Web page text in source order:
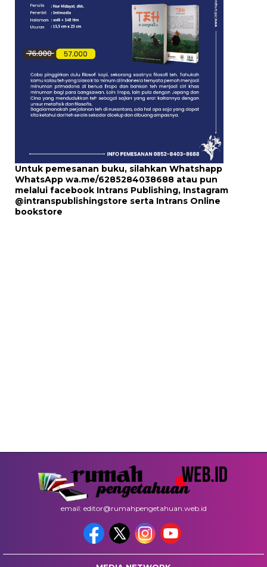
Untuk pemesanan buku, silahkan Whatshapp
WhatsApp wa.me/6285284038688 atau pun
melalui facebook Intrans Publishing, Instagram
@intranspublishingstore serta Intrans Online
bookstore
email: editor@rumahpengetahuan.web.id